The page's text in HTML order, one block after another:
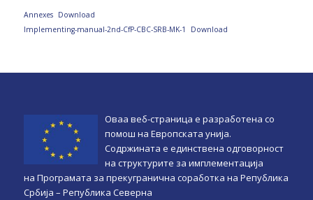
Annexes
Download
Implementing-manual-2nd-CfP-CBC-SRB-MK-1
Download
Оваа веб-страница e разработена со
помош на Европската унија.
Содржината е единствена одговорност
на структурите за имплементација
на Програмата за прекугранична соработка на Република
Србија – Република Северна